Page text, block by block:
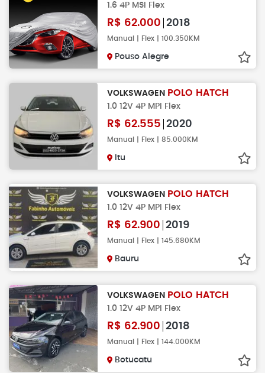
1.6 4P MSI Flex
R$ 62.000 2018
Manual | Flex | 100.350KM
Pouso Alegre
VOLKSWAGEN POLO HATCH
1.0 12V 4P MPI Flex
R$ 62.555 2020
Manual | Flex | 85.000KM
Itu
VOLKSWAGEN POLO HATCH
1.0 12V 4P MPI Flex
R$ 62.900 2019
Manual | Flex | 145.680KM
Bauru
VOLKSWAGEN POLO HATCH
1.0 12V 4P MPI Flex
R$ 62.900 2018
Manual | Flex | 144.000KM
Botucatu